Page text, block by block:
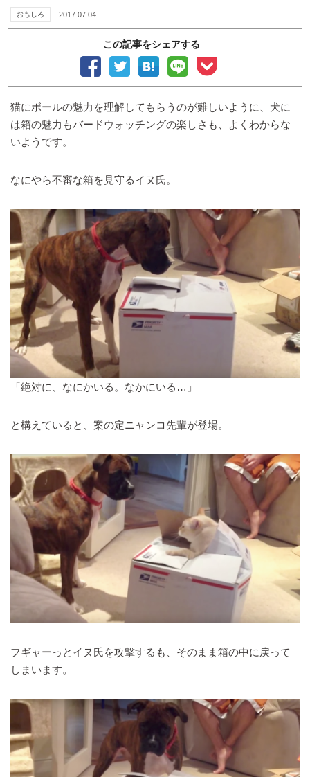
おもしろ 2017.07.04
この記事をシェアする
猫にボールの魅力を理解してもらうのが難しいように、犬に
は箱の魅力もバードウォッチングの楽しさも、よくわからな
いようです。
なにやら不審な箱を見守るイヌ氏。
「絶対に、なにかいる。なかにいる…」
と構えていると、案の定ニャンコ先輩が登場。
フギャーっとイヌ氏を攻撃するも、そのまま箱の中に戻って
しまいます。